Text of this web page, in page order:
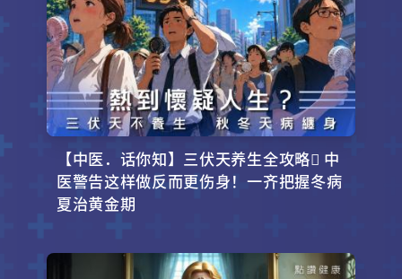
【中医．话你知】三伏天养生全攻略 中
医警告这样做反而更伤身！一齐把握冬病
夏治黄金期